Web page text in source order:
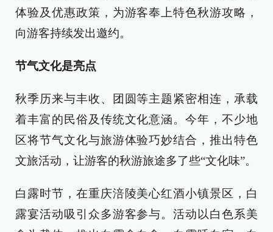
体验及优惠政策，为游客奉上特色秋游攻略，
向游客持续发出邀约。
节气文化是亮点
秋季历来与丰收、团圆等主题紧密相连，承载
着丰富的民俗及传统文化意涵。今年，不少地
区将节气文化与旅游体验巧妙结合，推出特色
文旅活动，让游客的秋游旅途多了些“文化味”。
白露时节，在重庆涪陵美心红酒小镇景区，白
露宴活动吸引众多游客参与。活动以白色系美